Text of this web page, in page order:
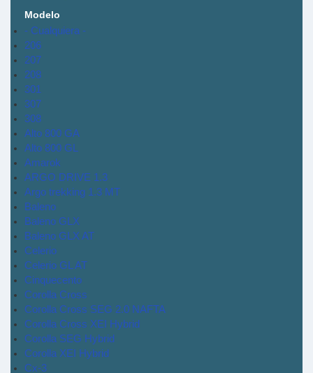
Modelo
- Cualquiera -
206
207
208
301
307
308
Alto 800 GA
Alto 800 GL
Amarok
ARGO DRIVE 1.3
Argo trekking 1.3 MT
Baleno
Baleno GLX
Baleno GLX AT
Celerio
Celerio GL AT
Cinquecento
Corolla Cross
Corolla Cross SEG 2.0 NAFTA
Corolla Cross XEI Hybrid
Corolla SEG Hybrid
Corolla XEI Hybrid
Cx-3